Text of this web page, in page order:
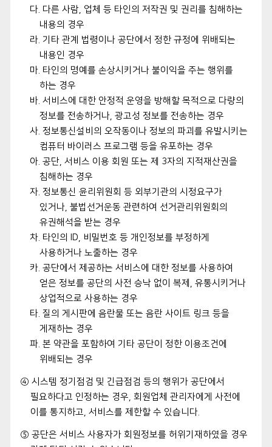
다. 다른 사람, 업체 등 타인의 저작권 및 권리를 침해하는
내용의 경우
라. 기타 관계 법령이나 공단에서 정한 규정에 위배되는
내용인 경우
마. 타인의 명예를 손상시키거나 불이익을 주는 행위를
하는 경우
바. 서비스에 대한 안정적 운영을 방해할 목적으로 다량의
정보를 전송하거나, 광고성 정보를 전송하는 경우
사. 정보통신설비의 오작동이나 정보의 파괴를 유발시키는
컴퓨터 바이러스 프로그램 등을 유포하는 경우
아. 공단, 서비스 이용 회원 또는 제 3자의 지적재산권을
침해하는 경우
자. 정보통신 윤리위원회 등 외부기관의 시정요구가
있거나, 불법선거운동 관련하여 선거관리위원회의
유권해석을 받는 경우
차. 타인의 ID, 비밀번호 등 개인정보를 부정하게
사용하거나 노출하는 경우
카. 공단에서 제공하는 서비스에 대한 정보를 사용하여
얻은 정보를 공단의 사전 승낙 없이 복제, 유통시키거나
상업적으로 사용하는 경우
타. 질의 게시판에 음란물 또는 음란 사이트 링크 등을
게재하는 경우
파. 본 약관을 포함하여 기타 공단이 정한 이용조건에
위배되는 경우
④ 시스템 정기점검 및 긴급점검 등의 행위가 공단에서
필요하다고 인정하는 경우, 회원업체 관리자에게 사전에
이를 통지하고, 서비스를 제한할 수 있습니다.
⑤ 공단은 서비스 사용자가 회원정보를 허위기재하였을 경우